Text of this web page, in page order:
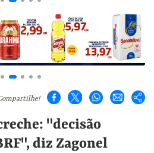
"decisão
diz Zagonel